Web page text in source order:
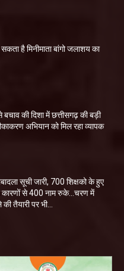
है मिनीमाता बांगो जलाशय का
की दिशा में छत्तीसगढ़ की बड़ी
अभियान को मिल रहा व्यापक
सूची जारी, 700 शिक्षको के हुए
कारणों से 400 नाम रुके…चरण में
तैयारी पर भी...